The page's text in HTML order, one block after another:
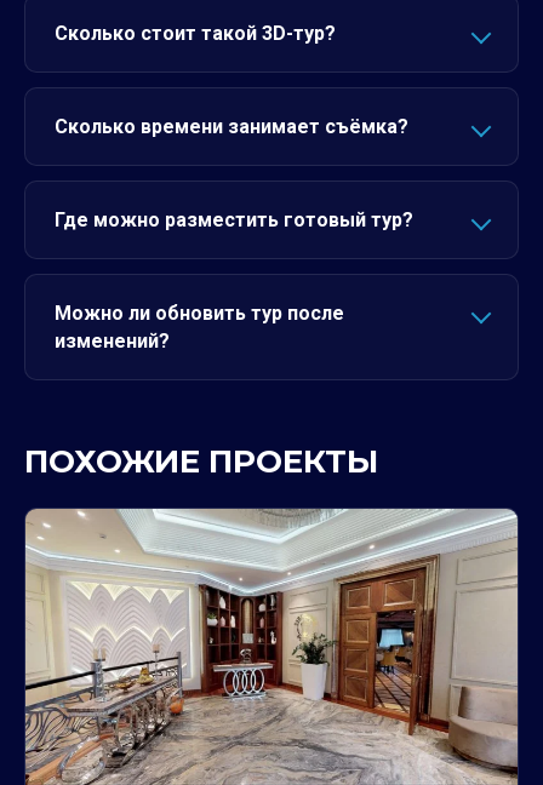
Сколько стоит такой 3D-тур?
Сколько времени занимает съёмка?
Где можно разместить готовый тур?
Можно ли обновить тур после
изменений?
ПОХОЖИЕ ПРОЕКТЫ